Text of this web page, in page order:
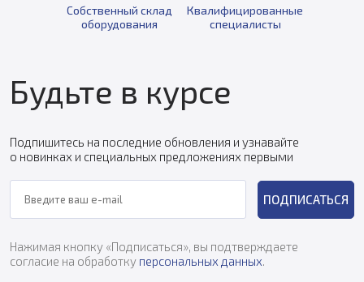
Собственный склад
оборудования
Квалифицированные
специалисты
Будьте в курсе
Подпишитесь на последние обновления и узнавайте
о новинках и специальных предложениях первыми
ПОДПИСАТЬСЯ
Нажимая кнопку «Подписаться», вы подтверждаете
согласие на обработку персональных данных.